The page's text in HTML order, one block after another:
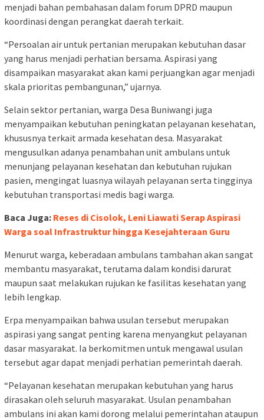
menjadi bahan pembahasan dalam forum DPRD maupun
koordinasi dengan perangkat daerah terkait.
“Persoalan air untuk pertanian merupakan kebutuhan dasar
yang harus menjadi perhatian bersama. Aspirasi yang
disampaikan masyarakat akan kami perjuangkan agar menjadi
skala prioritas pembangunan,” ujarnya.
Selain sektor pertanian, warga Desa Buniwangi juga
menyampaikan kebutuhan peningkatan pelayanan kesehatan,
khususnya terkait armada kesehatan desa. Masyarakat
mengusulkan adanya penambahan unit ambulans untuk
menunjang pelayanan kesehatan dan kebutuhan rujukan
pasien, mengingat luasnya wilayah pelayanan serta tingginya
kebutuhan transportasi medis bagi warga.
Baca Juga: Reses di Cisolok, Leni Liawati Serap Aspirasi
Warga soal Infrastruktur hingga Kesejahteraan Guru
Menurut warga, keberadaan ambulans tambahan akan sangat
membantu masyarakat, terutama dalam kondisi darurat
maupun saat melakukan rujukan ke fasilitas kesehatan yang
lebih lengkap.
Erpa menyampaikan bahwa usulan tersebut merupakan
aspirasi yang sangat penting karena menyangkut pelayanan
dasar masyarakat. Ia berkomitmen untuk mengawal usulan
tersebut agar dapat menjadi perhatian pemerintah daerah.
“Pelayanan kesehatan merupakan kebutuhan yang harus
dirasakan oleh seluruh masyarakat. Usulan penambahan
ambulans ini akan kami dorong melalui pemerintahan ataupun